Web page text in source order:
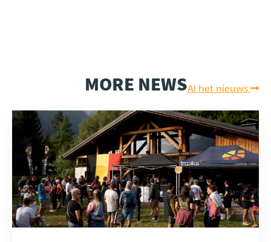
MORE NEWSAl het nieuws